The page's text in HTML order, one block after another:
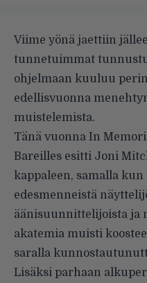
Viime yönä jaettiin
tunnetuimmat
ohjelmaan kuuluu
edellisvuonna
muistelemista.
Tänä vuonna In
Bareilles esitti Joni
kappaleen, samalla
edesmenneistä
äänisuunnittelijoista ja
akatemia muisti
saralla
Lisäksi parhaan